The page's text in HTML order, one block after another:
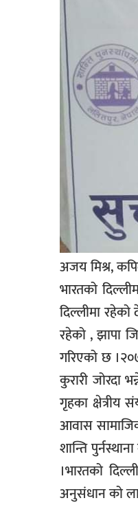
अजय मिश्र,
भारतको
दिल्लीमा
रहेको , झापा
गरिएको छ
कुरारी जोरदा
गृहका क्षेत्रीय
आवास
शान्ति
।भारतको
अनुसंधान को